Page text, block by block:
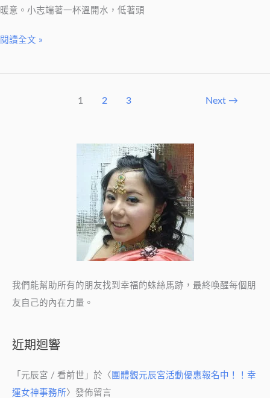
暖意。小志端著一杯溫開水，低著頭
閱讀全文 »
1 2 3 Next →
我們能幫助所有的朋友找到幸福的蛛絲馬跡，最終喚醒每個朋
友自己的內在力量。
近期迴響
「 元辰宮 / 看前世 」於〈 團體觀元辰宮活動優惠報名中！！幸
運女神事務所〉發佈留言